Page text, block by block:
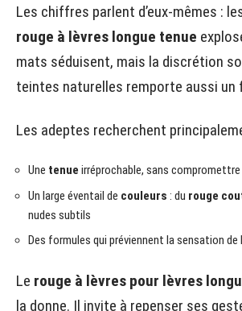
Les chiffres parlent d’eux-mêmes :
rouge à lèvres longue tenue
mats séduisent, mais la discrétion
teintes naturelles remporte aussi un
Les adeptes recherchent
Une tenue irréprochable, sans compromettre
Un large éventail de couleurs : du rouge
nudes subtils
Des formules qui préviennent la sensation de
Le rouge à lèvres pour lèvres
la donne. Il invite à repenser ses